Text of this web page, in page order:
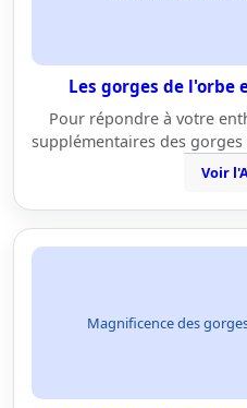
Les gorges de l'orbe
Pour répondre à votre
supplémentaires des
Voir
Magnificence des